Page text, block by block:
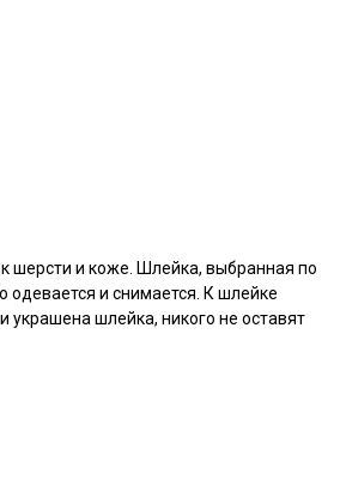
шерсти и коже. Шлейка, выбранная по
одевается и снимается. К шлейке
шлейка, никого не оставят